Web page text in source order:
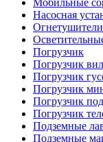
Мобильные
Насосная
Огнетушители
Погрузчик
Погрузчик
Погрузчик
Погрузчик
Погрузчик
Погрузчик
Подземные
Подземные